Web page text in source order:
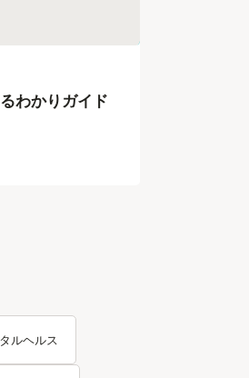
わかりガイド
ルヘルス